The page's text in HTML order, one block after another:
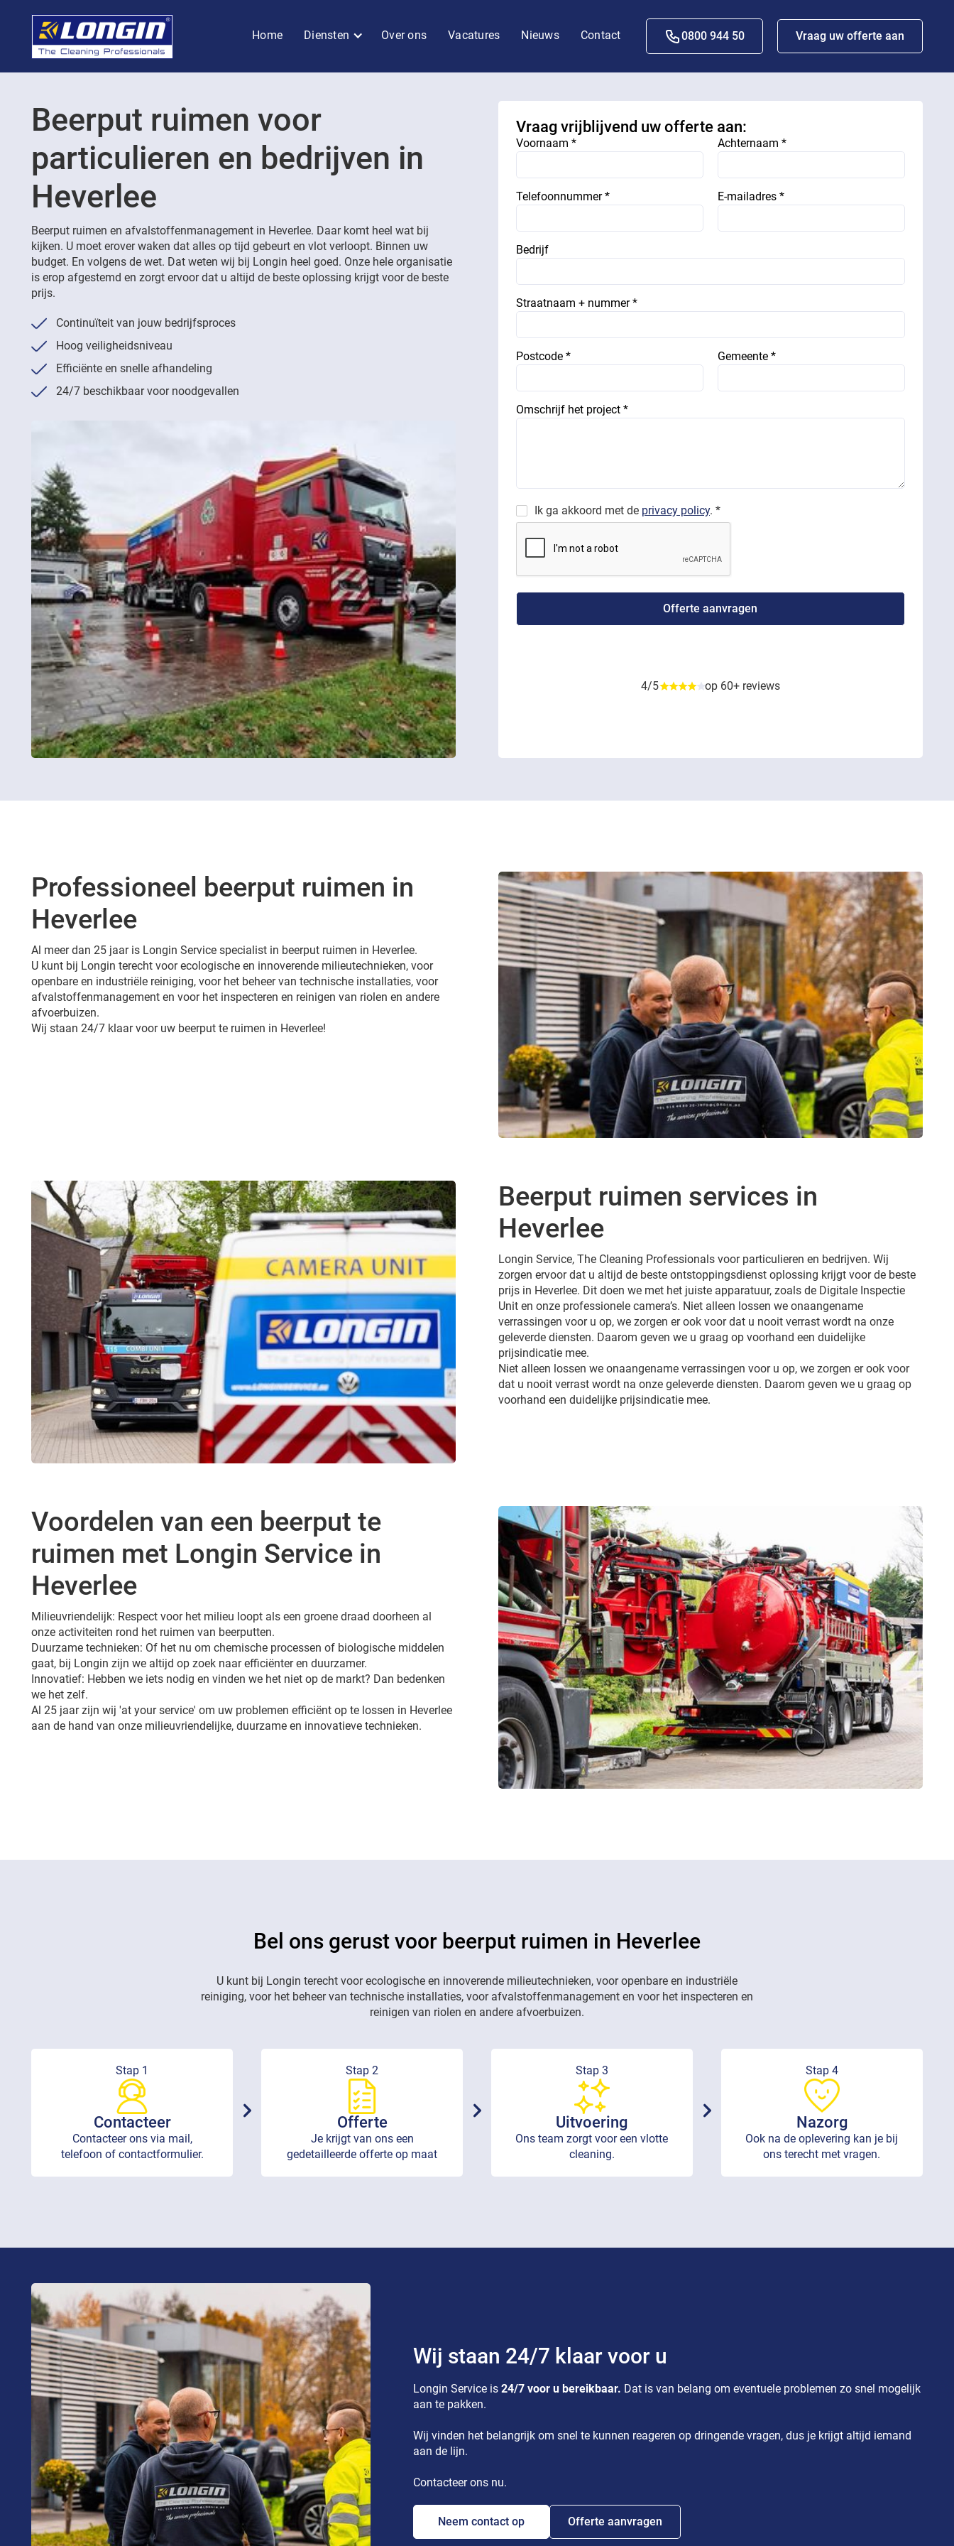
Home Diensten Over ons Vacatures Nieuws Contact 0800 944 50 Vraag uw offerte aan
Beerput ruimen voor
particulieren en bedrijven in
Heverlee
Beerput ruimen en afvalstoffenmanagement in Heverlee. Daar komt heel wat bij
kijken. U moet erover waken dat alles op tijd gebeurt en vlot verloopt. Binnen uw
budget. En volgens de wet. Dat weten wij bij Longin heel goed. Onze hele organisatie
is erop afgestemd en zorgt ervoor dat u altijd de beste oplossing krijgt voor de beste
prijs.
Continuïteit van jouw bedrijfsproces
Hoog veiligheidsniveau
Efficiënte en snelle afhandeling
24/7 beschikbaar voor noodgevallen
Vraag vrijblijvend uw offerte aan:
Voornaam * Achternaam *
Telefoonnummer * E-mailadres *
Bedrijf
Straatnaam + nummer *
Postcode * Gemeente *
Omschrijf het project *
Ik ga akkoord met de privacy policy. *
4/5 op 60+ reviews
Professioneel beerput ruimen in
Heverlee
Al meer dan 25 jaar is Longin Service specialist in beerput ruimen in Heverlee.
U kunt bij Longin terecht voor ecologische en innoverende milieutechnieken, voor
openbare en industriële reiniging, voor het beheer van technische installaties, voor
afvalstoffenmanagement en voor het inspecteren en reinigen van riolen en andere
afvoerbuizen.
Wij staan 24/7 klaar voor uw beerput te ruimen in Heverlee!
Beerput ruimen services in
Heverlee
Longin Service, The Cleaning Professionals voor particulieren en bedrijven. Wij
zorgen ervoor dat u altijd de beste ontstoppingsdienst oplossing krijgt voor de beste
prijs in Heverlee. Dit doen we met het juiste apparatuur, zoals de Digitale Inspectie
Unit en onze professionele camera’s. Niet alleen lossen we onaangename
verrassingen voor u op, we zorgen er ook voor dat u nooit verrast wordt na onze
geleverde diensten. Daarom geven we u graag op voorhand een duidelijke
prijsindicatie mee.
Niet alleen lossen we onaangename verrassingen voor u op, we zorgen er ook voor
dat u nooit verrast wordt na onze geleverde diensten. Daarom geven we u graag op
voorhand een duidelijke prijsindicatie mee.
Voordelen van een beerput te
ruimen met Longin Service in
Heverlee
Milieuvriendelijk: Respect voor het milieu loopt als een groene draad doorheen al
onze activiteiten rond het ruimen van beerputten.
Duurzame technieken: Of het nu om chemische processen of biologische middelen
gaat, bij Longin zijn we altijd op zoek naar efficiënter en duurzamer.
Innovatief: Hebben we iets nodig en vinden we het niet op de markt? Dan bedenken
we het zelf.
Al 25 jaar zijn wij 'at your service' om uw problemen efficiënt op te lossen in Heverlee
aan de hand van onze milieuvriendelijke, duurzame en innovatieve technieken.
Bel ons gerust voor beerput ruimen in Heverlee
U kunt bij Longin terecht voor ecologische en innoverende milieutechnieken, voor openbare en industriële
reiniging, voor het beheer van technische installaties, voor afvalstoffenmanagement en voor het inspecteren en
reinigen van riolen en andere afvoerbuizen.
Stap 1
Contacteer
Contacteer ons via mail,
telefoon of contactformulier.
Stap 2
Offerte
Je krijgt van ons een
gedetailleerde offerte op maat
Stap 3
Uitvoering
Ons team zorgt voor een vlotte
cleaning.
Stap 4
Nazorg
Ook na de oplevering kan je bij
ons terecht met vragen.
Wij staan 24/7 klaar voor u
Longin Service is24/7 voor u bereikbaar. Dat is van belang om eventuele problemen zo snel mogelijk
aan te pakken.
Wij vinden het belangrijk om snel te kunnen reageren op dringende vragen, dus je krijgt altijd iemand
aan de lijn.
Contacteer ons nu.
Neem contact op Offerte aanvragen